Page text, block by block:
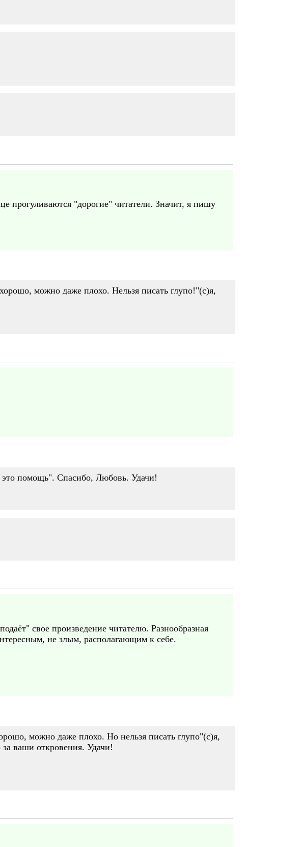
прогуливаются "дорогие" читатели. Значит, я пишу
можно даже плохо. Нельзя писать глупо!"(с)я,
это помощь". Спасибо, Любовь. Удачи!
свое произведение читателю. Разнообразная
не злым, располагающим к себе.
можно даже плохо. Но нельзя писать глупо"(с)я,
ваши откровения. Удачи!